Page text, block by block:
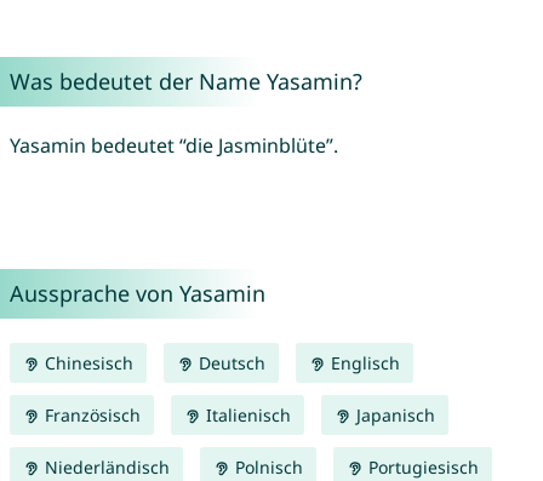
Was bedeutet der Name Yasamin?
Yasamin bedeutet “die Jasminblüte”.
Aussprache von Yasamin
Chinesisch Deutsch Englisch
Französisch Italienisch Japanisch
Niederländisch Polnisch Portugiesisch